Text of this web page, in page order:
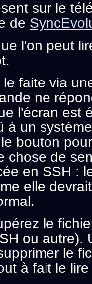
sur le
de
l'on peut
faite via
ne
l'écran est
à un
bouton
chose de
en SSH :
elle
le
ou autre).
le
à fait le